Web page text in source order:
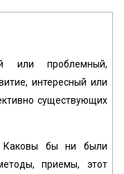
или проблемный,
интересный или
существующих
Каковы бы ни были
приемы, этот